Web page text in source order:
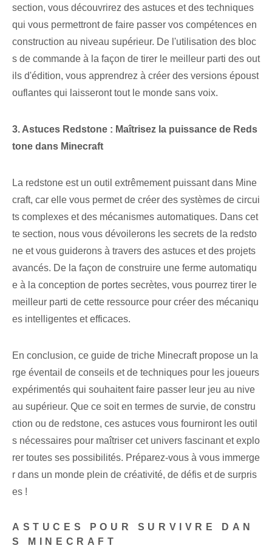
section, vous découvrirez des astuces et des techniques
qui vous permettront de faire passer vos compétences en
construction au niveau supérieur. De l'utilisation des bloc
s de commande à la façon de tirer le meilleur parti des out
ils d'édition, vous apprendrez à créer des versions époust
ouflantes qui laisseront tout le monde sans voix.
3. Astuces Redstone : Maîtrisez la puissance de Reds
tone‌ dans Minecraft
La redstone est un outil extrêmement puissant dans Mine
craft, car elle vous permet de créer des systèmes de circui
ts complexes et des mécanismes automatiques. Dans cet
te section, nous vous dévoilerons les secrets de la redsto
ne et vous guiderons à travers des astuces et des projets
avancés. De la façon de construire une ferme automatiqu
e à la conception de portes secrètes, vous pourrez tirer le
meilleur parti de cette ressource pour créer des mécaniqu
es intelligentes et efficaces.
En conclusion, ce guide de triche Minecraft propose un la
rge éventail de conseils et de techniques pour les joueurs
expérimentés qui souhaitent faire passer leur jeu au nive
au supérieur. ⁢Que ce soit en termes de survie, de constru
ction ou de redstone, ces ⁢astuces vous fourniront les outil
s nécessaires pour maîtriser⁤ cet univers fascinant et ‌explo
rer toutes ses possibilités. Préparez-vous à vous immerge
r dans un monde plein de créativité, de défis et de surpris
es !
ASTUCES POUR SURVIVRE DAN
S MINECRAFT